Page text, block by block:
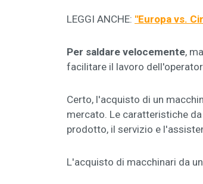
LEGGI ANCHE: "Europa vs.
Per saldare velocemente,
facilitare il lavoro
Certo, l'acquisto di un
mercato. Le caratteristiche
prodotto, il servizio e
L'acquisto di macchinari da